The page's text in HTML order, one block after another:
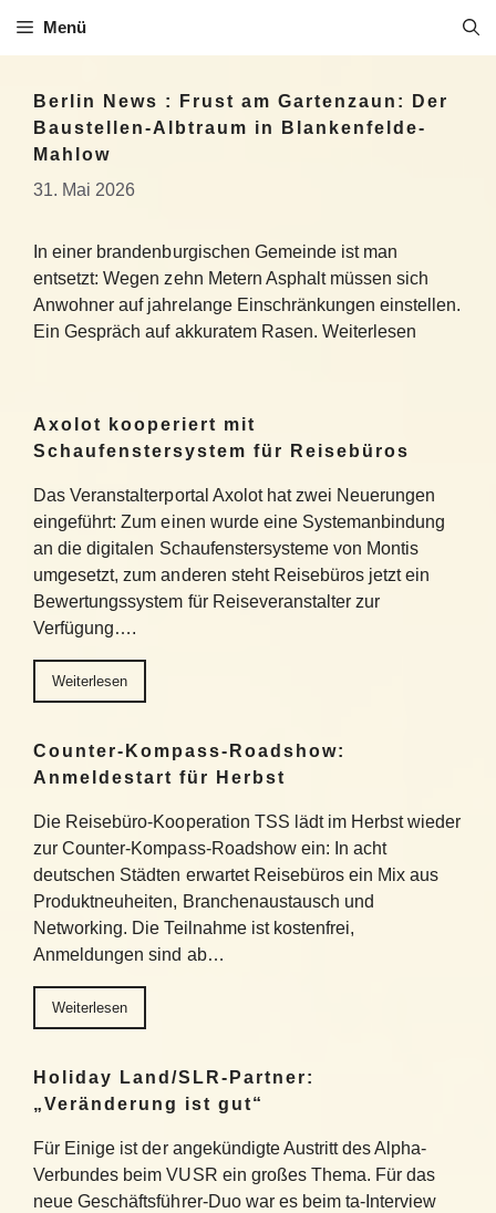
Inhalt
Menü
Berlin News : Frust am Gartenzaun: Der
Baustellen-Albtraum in Blankenfelde-
Mahlow
31. Mai 2026
In einer brandenburgischen Gemeinde ist man
entsetzt: Wegen zehn Metern Asphalt müssen sich
Anwohner auf jahrelange Einschränkungen einstellen.
Ein Gespräch auf akkuratem Rasen. Weiterlesen
Axolot kooperiert mit
Schaufenstersystem für Reisebüros
Das Veranstalterportal Axolot hat zwei Neuerungen
eingeführt: Zum einen wurde eine Systemanbindung
an die digitalen Schaufenstersysteme von Montis
umgesetzt, zum anderen steht Reisebüros jetzt ein
Bewertungssystem für Reiseveranstalter zur
Verfügung….
Weiterlesen
Counter-Kompass-Roadshow:
Anmeldestart für Herbst
Die Reisebüro-Kooperation TSS lädt im Herbst wieder
zur Counter-Kompass-Roadshow ein: In acht
deutschen Städten erwartet Reisebüros ein Mix aus
Produktneuheiten, Branchenaustausch und
Networking. Die Teilnahme ist kostenfrei,
Anmeldungen sind ab…
Weiterlesen
Holiday Land/SLR-Partner:
„Veränderung ist gut“
Für Einige ist der angekündigte Austritt des Alpha-
Verbundes beim VUSR ein großes Thema. Für das
neue Geschäftsführer-Duo war es beim ta-Interview